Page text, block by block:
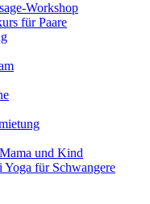
Workshop
für Paare
und Kind
für Schwangere